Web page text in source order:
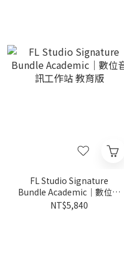
FL Studio Signature
Bundle Academic｜數位音
訊工作站 教育版
NT$5,840